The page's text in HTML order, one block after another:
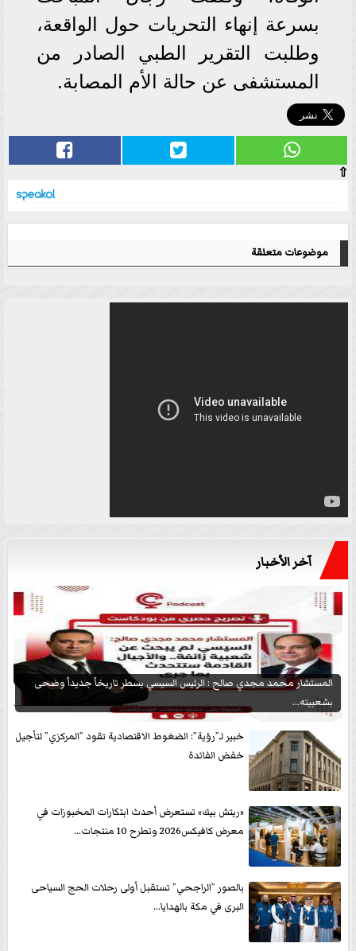
بسرعة إنهاء التحريات حول الواقعة،
وطلبت التقرير الطبي الصادر من
المستشفى عن حالة الأم المصابة.
⇧
موضوعات متعلقة
آخر الأخبار
المستشار محمد مجدي صالح : الرئيس السيسي يسطر تاريخاً جديداً وضحى
بشعبيته...
خبير لـ”رؤية”: الضغوط الاقتصادية تقود ”المركزي” لتأجيل
خفض الفائدة
«ريتش بيك» تستعرض أحدث ابتكارات المخبوزات في
معرض كافيكس2026 وتطرح 10 منتجات...
بالصور ”الراجحي” تستقبل أولى رحلات الحج السياحى
البرى في مكة بالهدايا...